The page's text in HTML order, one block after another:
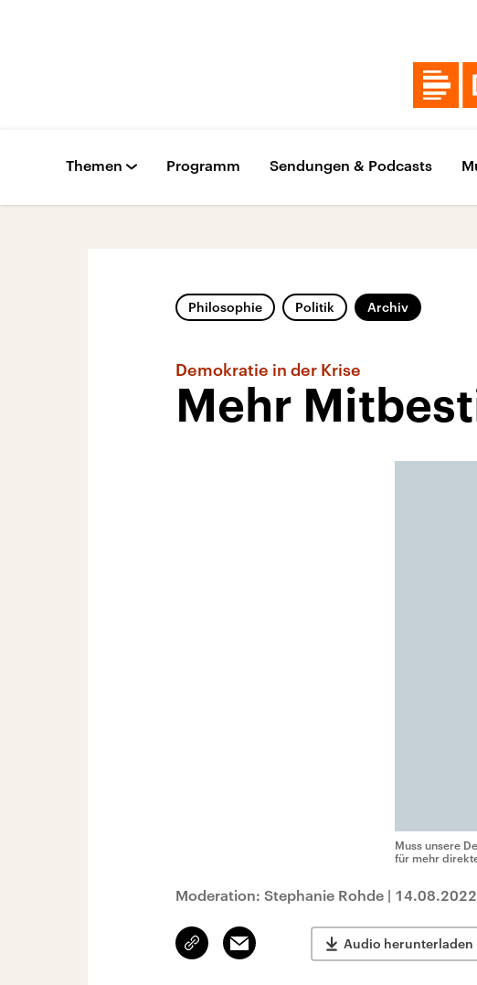
Themen Programm Sendungen & Podcasts
Philosophie Politik Archiv
Demokratie in der Krise
Mehr
Muss unsere
für mehr
Moderation: Stephanie Rohde | 14.08.2022
Link
kopieren/teilen
Email Audio herunterladen